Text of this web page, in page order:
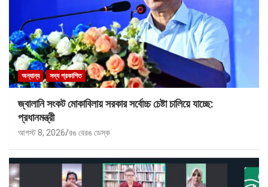
অন্যান্য সদ্য প্রকাশিত
জ্বালানি সংকট মোকাবিলায় সরকার সর্বোচ্চ চেষ্টা চালিয়ে যাচ্ছে:
প্রধানমন্ত্রী
আগস্ট 8, 2026 রঙ বেরঙ ডেস্ক